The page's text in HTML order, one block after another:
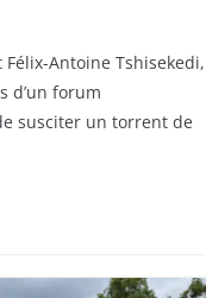
Antoine Tshisekedi,
d’un forum
susciter un torrent de